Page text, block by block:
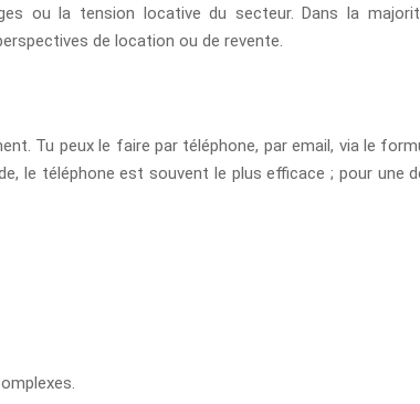
ou la tension locative du secteur. Dans la
de location ou de revente.
Tu peux le faire par téléphone, par email, via le
le téléphone est souvent le plus efficace ; pour une